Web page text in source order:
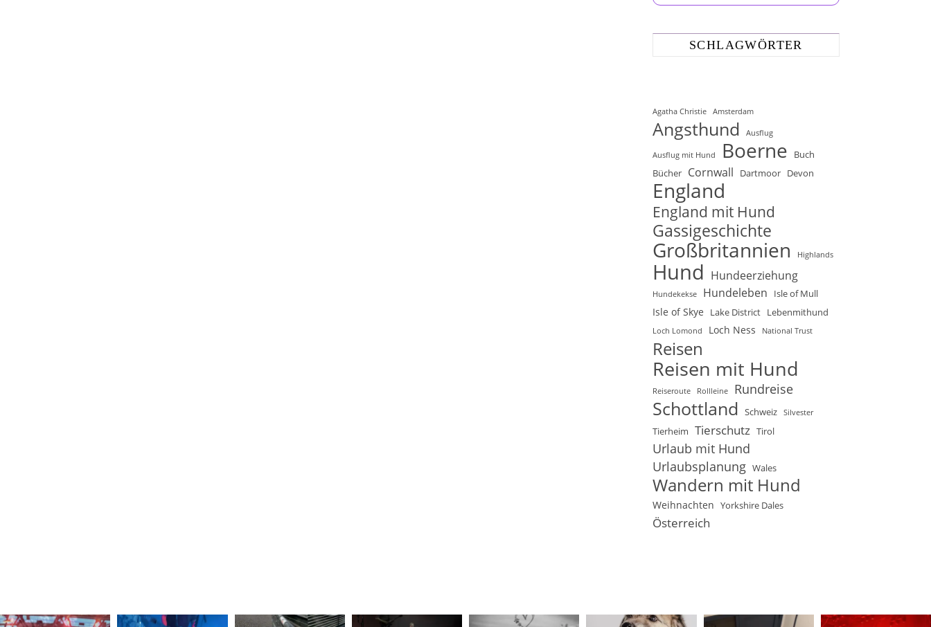
SCHLAGWÖRTER
Agatha Christie Amsterdam
Angsthund Ausflug
Ausflug mit Hund Boerne
Buch
Bücher Cornwall Dartmoor Devon
England
England mit Hund
Gassigeschichte
Großbritannien Highlands
Hund Hundeerziehung
Hundekekse Hundeleben Isle of Mull
Isle of Skye Lake District Lebenmithund
Loch Lomond Loch Ness National Trust
Reisen
Reisen mit Hund
Reiseroute Rollleine Rundreise
Schottland Schweiz Silvester
Tierheim Tierschutz Tirol
Urlaub mit Hund
Urlaubsplanung Wales
Wandern mit Hund
Weihnachten Yorkshire Dales
Österreich